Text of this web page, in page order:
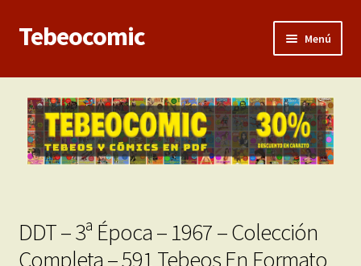
Ir
Ir
al
Tebeocomic Menú
Inicio
Categorías
el
menú
Franco-Belga
DDT – 3ª Época – 1967 – Colección
Completa – 591 Tebeos En Formato